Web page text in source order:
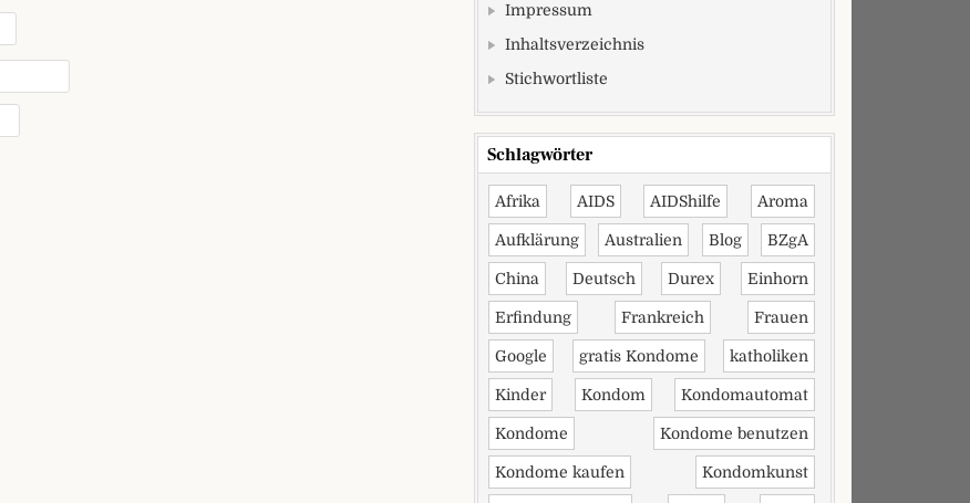
Impressum
Inhaltsverzeichnis
Stichwortliste
Schlagwörter
Afrika AIDS AIDShilfe Aroma
Aufklärung Australien Blog BZgA
China Deutsch Durex Einhorn
Erfindung Frankreich Frauen
Google gratis Kondome katholiken
Kinder Kondom Kondomautomat
Kondome Kondome benutzen
Kondome kaufen Kondomkunst